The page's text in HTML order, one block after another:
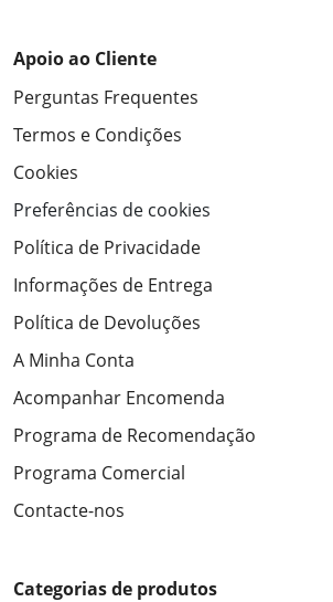
Apoio ao Cliente
Perguntas Frequentes
Termos e Condições
Cookies
Preferências de cookies
Política de Privacidade
Informações de Entrega
Política de Devoluções
A Minha Conta
Acompanhar Encomenda
Programa de Recomendação
Programa Comercial
Contacte-nos
Categorias de produtos